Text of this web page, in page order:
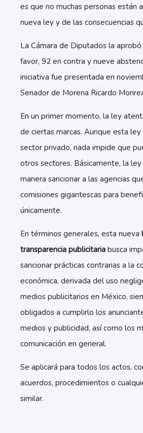
es que no muchas personas están
nueva ley y de las consecuencias
La Cámara de Diputados la
favor, 92 en contra y nueve
iniciativa fue presentada en
Senador de Morena Ricardo
En un primer momento, la ley
de ciertas marcas. Aunque esta
sector privado, nada impide que
otros sectores. Básicamente, la
manera sancionar a las agencias
comisiones gigantescas para
únicamente.
En términos generales, esta nueva
transparencia publicitaria busca
sancionar prácticas contrarias a la
económica, derivada del uso
medios publicitarios en México,
obligados a cumplirlo los
medios y publicidad, así como los
comunicación en general.
Se aplicará para todos los actos,
acuerdos, procedimientos o
similar.